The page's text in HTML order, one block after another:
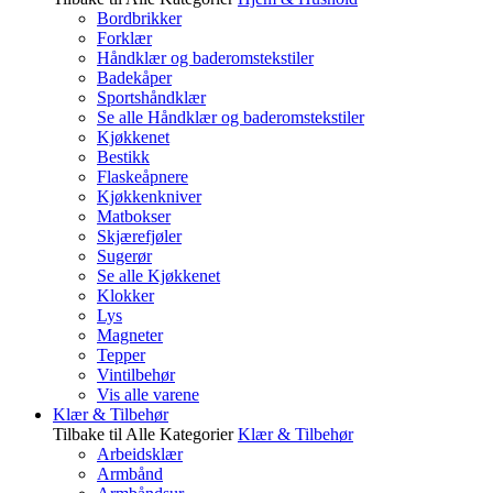
Bordbrikker
Forklær
Håndklær og baderomstekstiler
Badekåper
Sportshåndklær
Se alle Håndklær og baderomstekstiler
Kjøkkenet
Bestikk
Flaskeåpnere
Kjøkkenkniver
Matbokser
Skjærefjøler
Sugerør
Se alle Kjøkkenet
Klokker
Lys
Magneter
Tepper
Vintilbehør
Vis alle varene
Klær & Tilbehør
Tilbake til Alle Kategorier Klær & Tilbehør
Arbeidsklær
Armbånd